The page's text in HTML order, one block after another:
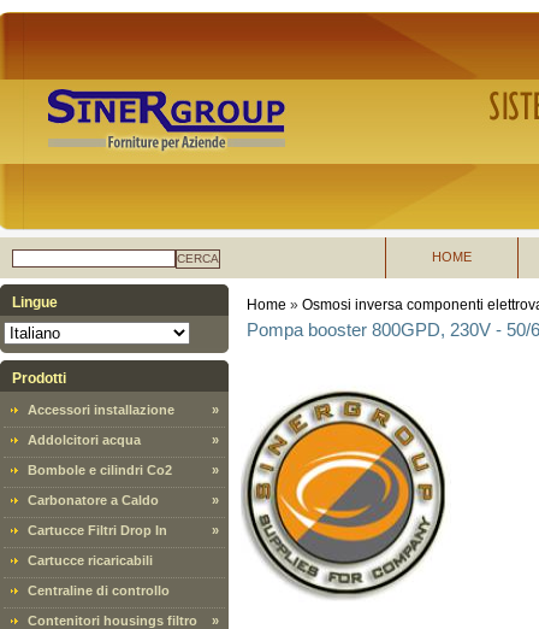
CERCA HOME
Lingue
Prodotti
Accessori installazione »
Addolcitori acqua »
Bombole e cilindri Co2 »
Carbonatore a Caldo »
Cartucce Filtri Drop In »
Cartucce ricaricabili
Centraline di controllo
Contenitori housings filtro »
Home » Osmosi inversa componenti
Pompa booster 800GPD, 230V - 50/